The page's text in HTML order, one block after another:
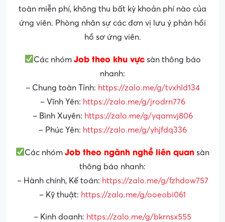
toàn miễn phí, không thu bất kỳ khoản phí nào của
ứng viên. Phòng nhân sự các đơn vị lưu ý phản hồi
hồ sơ ứng viên.
Các nhóm Job theo khu vựcsàn thông báo
nhanh:
– Chung toàn Tỉnh: https://zalo.me/g/tvxhld134
– Vĩnh Yên: https://zalo.me/g/jrodrn776
– Bình Xuyên: https://zalo.me/g/yqamvj806
– Phúc Yên: https://zalo.me/g/yhjfdq336
Các nhómJob theo ngành nghề liên quan sàn
thông báo nhanh:
– Hành chính, Kế toán: https://zalo.me/g/fzhdow757
– Kỹ thuật: https://zalo.me/g/ooeobi061
– Kinh doanh: https://zalo.me/g/bkrnsx555